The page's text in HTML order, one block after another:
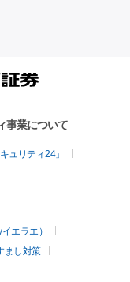
事業について
ュリティ24」
エラエ）
まし対策